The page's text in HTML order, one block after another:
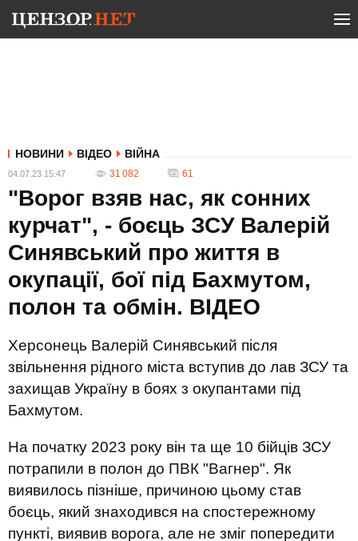
НОВИНИ ВІДЕО ВІЙНА
04.07.23 15:47 31 082 61
"Ворог взяв нас, як сонних
курчат", - боєць ЗСУ Валерій
Синявський про життя в
окупації, бої під Бахмутом,
полон та обмін. ВIДЕО
Херсонець Валерій Синявський після
звільнення рідного міста вступив до лав ЗСУ та
захищав Україну в боях з окупантами під
Бахмутом.
На початку 2023 року він та ще 10 бійців ЗСУ
потрапили в полон до ПВК "Вагнер". Як
виявилось пізніше, причиною цьому став
боєць, який знаходився на спостережному
пункті, виявив ворога, але не зміг попередити